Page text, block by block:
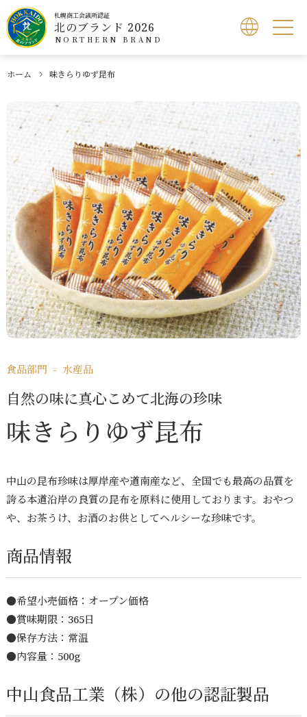
札幌商工会議所認証
北のブランド 2026
NORTHERN BRAND
北のブランドとは
認証製品検索
北のブランドショップ
応募方法
お問い合わせ
プライバシーポリシー サイトマップ
ホーム 味きらりゆず昆布
食品部門 - 水産品
自然の味に真心こめて北海の珍味
味きらりゆず昆布
中山の昆布珍味は厚岸産や道南産など、全国でも最高の品質を
誇る本道沿岸の良質の昆布を原料に使用しております。おやつ
や、お茶うけ、お酒のお供としてヘルシーな珍味です。
商品情報
●希望小売価格：オープン価格
●賞味期限：365日
●保存方法：常温
●内容量：500g
中山食品工業（株）の他の認証製品